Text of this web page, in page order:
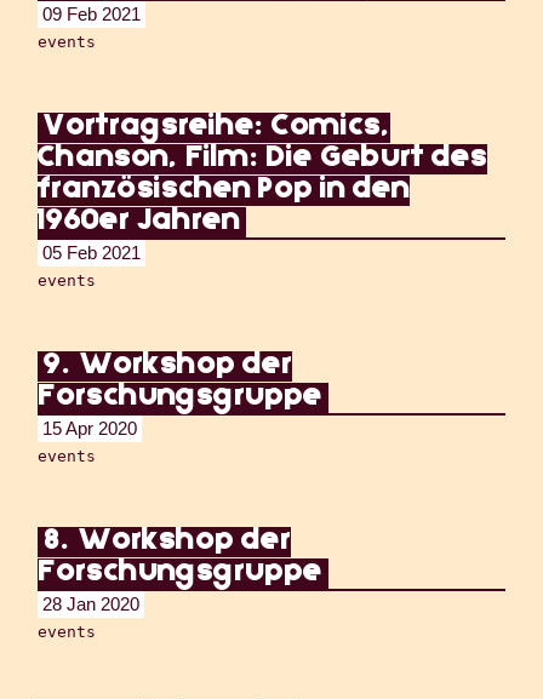
09 Feb 2021
events
Vortragsreihe: Comics,
Chanson, Film: Die Geburt des
französischen Pop in den
1960er Jahren
05 Feb 2021
events
9. Workshop der
Forschungsgruppe
15 Apr 2020
events
8. Workshop der
Forschungsgruppe
28 Jan 2020
events